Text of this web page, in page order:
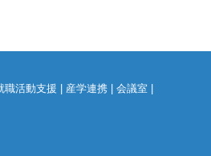
職活動支援 産学連携 会議室